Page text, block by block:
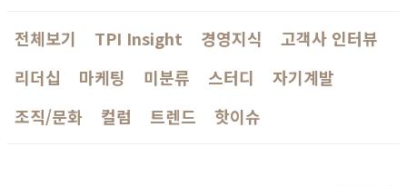
전체보기 TPI Insight 경영지식
고객사 인터뷰
리더십
마케팅 미분류 스터디
자기계발
조직/문화
컬럼 트렌드 핫이슈